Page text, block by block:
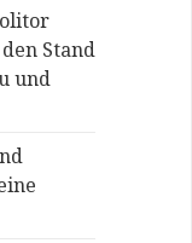
Stand
und